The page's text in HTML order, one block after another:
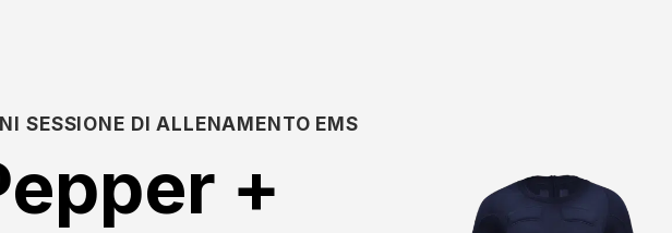
SESSIONE DI ALLENAMENTO EMS
+